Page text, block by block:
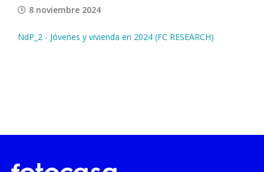
8 noviembre 2024
NdP_2 - Jóvenes y vivienda en 2024 (FC RESEARCH)